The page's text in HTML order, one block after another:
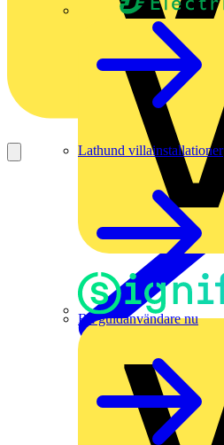
Lathund villainstallationer
Bli guldanvändare nu